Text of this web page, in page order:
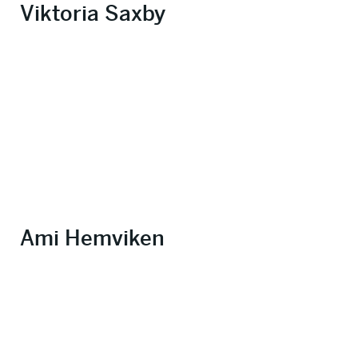
Viktoria Saxby
Ami Hemviken